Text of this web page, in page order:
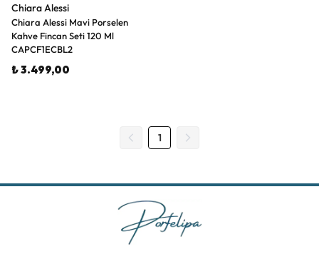
Chiara Alessi
Chiara Alessi Mavi Porselen
Kahve Fincan Seti 120 Ml
CAPCF1ECBL2
₺ 3.499,00
1